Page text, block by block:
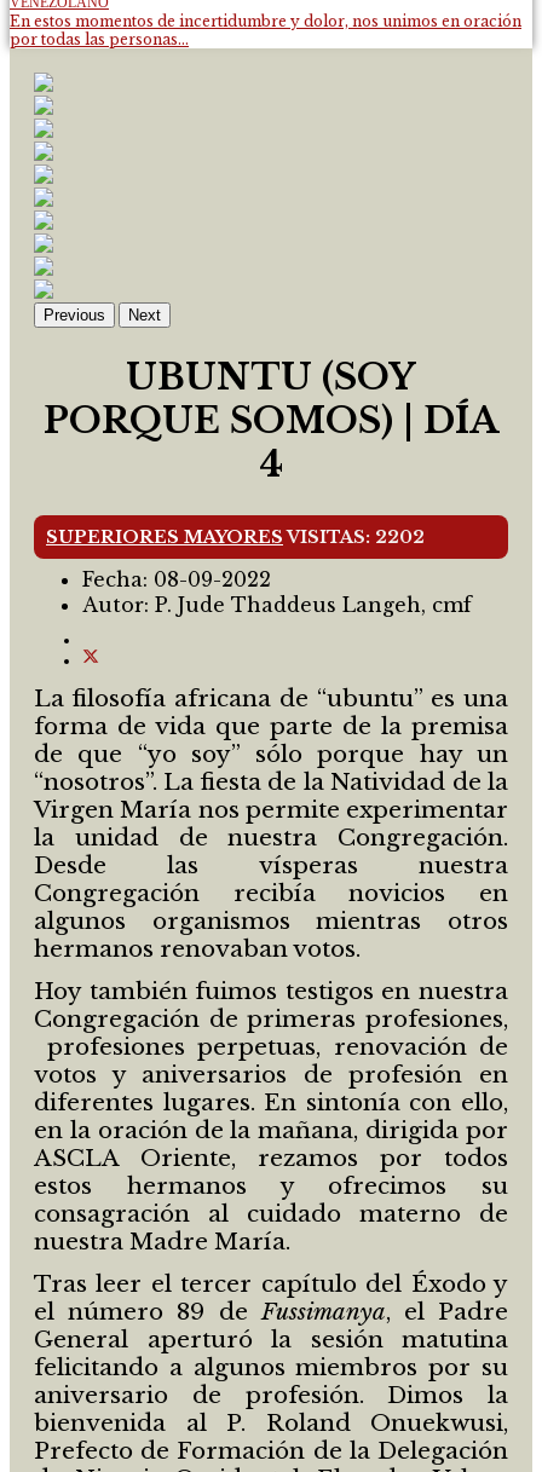
En estos momentos de incertidumbre y dolor, nos unimos en oración
por todas las personas...
Previous Next
UBUNTU (SOY
PORQUE SOMOS) | DÍA
4
SUPERIORES MAYORES VISITAS: 2202
Fecha: 08-09-2022
Autor: P. Jude Thaddeus Langeh, cmf
La filosofía africana de “ubuntu” es una
forma de vida que parte de la premisa
de que “yo soy” sólo porque hay un
“nosotros”. La fiesta de la Natividad de la
Virgen María nos permite experimentar
la unidad de nuestra Congregación.
Desde las vísperas nuestra
Congregación recibía novicios en
algunos organismos mientras otros
hermanos renovaban votos.
Hoy también fuimos testigos en nuestra
Congregación de primeras profesiones,
profesiones perpetuas, renovación de
votos y aniversarios de profesión en
diferentes lugares. En sintonía con ello,
en la oración de la mañana, dirigida por
ASCLA Oriente, rezamos por todos
estos hermanos y ofrecimos su
consagración al cuidado materno de
nuestra Madre María.
Tras leer el tercer capítulo del Éxodo y
el número 89 deFussimanya, el Padre
General aperturó la sesión matutina
felicitando a algunos miembros por su
aniversario de profesión. Dimos la
bienvenida al P. Roland Onuekwusi,
Prefecto de Formación de la Delegación